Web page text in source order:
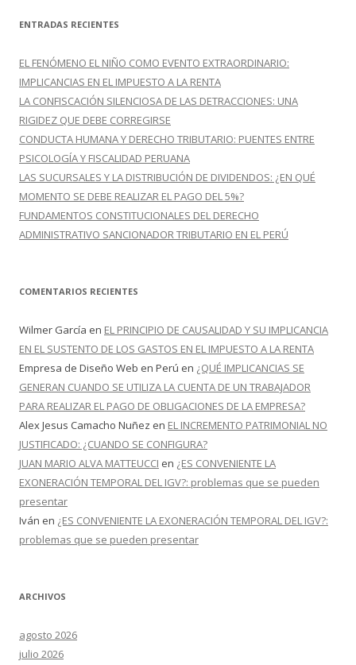
c
r
:
ENTRADAS RECIENTES
EL FENÓMENO EL NIÑO COMO EVENTO EXTRAORDINARIO:
IMPLICANCIAS EN EL IMPUESTO A LA RENTA
LA CONFISCACIÓN SILENCIOSA DE LAS DETRACCIONES: UNA
RIGIDEZ QUE DEBE CORREGIRSE
CONDUCTA HUMANA Y DERECHO TRIBUTARIO: PUENTES ENTRE
PSICOLOGÍA Y FISCALIDAD PERUANA
LAS SUCURSALES Y LA DISTRIBUCIÓN DE DIVIDENDOS: ¿EN QUÉ
MOMENTO SE DEBE REALIZAR EL PAGO DEL 5%?
FUNDAMENTOS CONSTITUCIONALES DEL DERECHO
ADMINISTRATIVO SANCIONADOR TRIBUTARIO EN EL PERÚ
COMENTARIOS RECIENTES
Wilmer García en EL PRINCIPIO DE CAUSALIDAD Y SU IMPLICANCIA
EN EL SUSTENTO DE LOS GASTOS EN EL IMPUESTO A LA RENTA
Empresa de Diseño Web en Perú en ¿QUÉ IMPLICANCIAS SE
GENERAN CUANDO SE UTILIZA LA CUENTA DE UN TRABAJADOR
PARA REALIZAR EL PAGO DE OBLIGACIONES DE LA EMPRESA?
Alex Jesus Camacho Nuñez en EL INCREMENTO PATRIMONIAL NO
JUSTIFICADO: ¿CUANDO SE CONFIGURA?
JUAN MARIO ALVA MATTEUCCI en ¿ES CONVENIENTE LA
EXONERACIÓN TEMPORAL DEL IGV?: problemas que se pueden
presentar
Iván en ¿ES CONVENIENTE LA EXONERACIÓN TEMPORAL DEL IGV?:
problemas que se pueden presentar
ARCHIVOS
agosto 2026
julio 2026